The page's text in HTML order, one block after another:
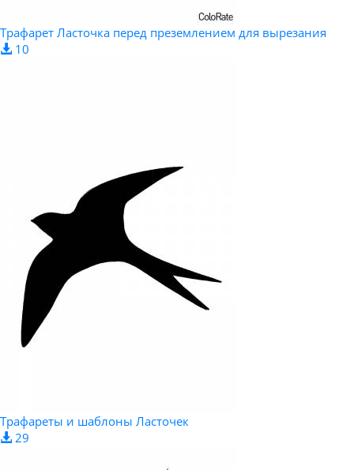
Трафарет Ласточка перед преземлением для вырезания
10
Трафареты и шаблоны Ласточек
29